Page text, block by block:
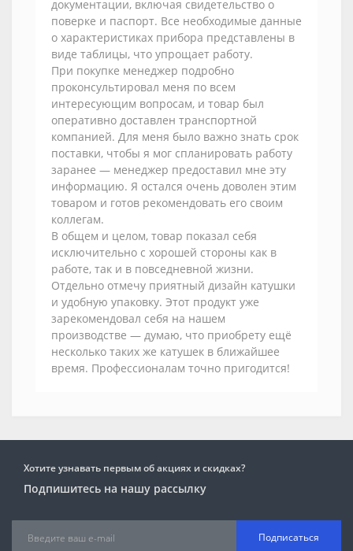
документации, включая свидетельство о
поверке и паспорт. Все необходимые данные
о характеристиках прибора представлены в
виде таблицы, что упрощает работу.
При покупке менеджер подробно
проконсультировал меня по всем
интересующим вопросам, и товар был
оперативно доставлен транспортной
компанией. Для меня было важно знать срок
поставки, чтобы я мог спланировать работу
заранее — менеджер предоставил мне эту
информацию. Я остался очень доволен этим
товаром и готов рекомендовать его своим
коллегам.
В общем и целом, товар показал себя
исключительно с хорошей стороны как в
работе, так и в повседневной жизни.
Отдельно отмечу приятный дизайн катушки
и удобную упаковку. Этот продукт уже
зарекомендовал себя на нашем
производстве — думаю, что приобрету ещё
несколько таких же катушек в ближайшее
время. Профессионалам точно пригодится!
Хотите узнавать первым об акциях и скидках?
Подпишитесь на нашу рассылку
Подписаться